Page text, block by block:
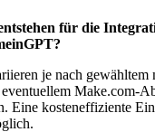
für die
je nach gewähltem
Make.com-
Eine kosteneffiziente